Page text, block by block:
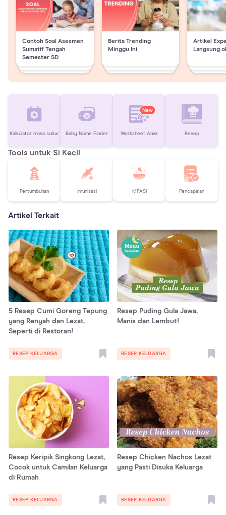
Contoh Soal Asesmen
Sumatif Tengah
Semester SD
Berita Trending
Minggu Ini
Artikel
Langsung
Kalkulator masa subur Baby Name Finder
New
Worksheet Anak Resep
Tools untuk Si Kecil
Pertumbuhan Imunisasi MPASI Pencapaian
Artikel Terkait
5 Resep Cumi Goreng Tepung
yang Renyah dan Lezat,
Seperti di Restoran!
RESEP KELUARGA
Resep Puding Gula Jawa,
Manis dan Lembut!
RESEP KELUARGA
Resep Keripik Singkong Lezat,
Cocok untuk Camilan Keluarga
di Rumah
RESEP KELUARGA
Resep Chicken Nachos Lezat
yang Pasti Disuka Keluarga
RESEP KELUARGA